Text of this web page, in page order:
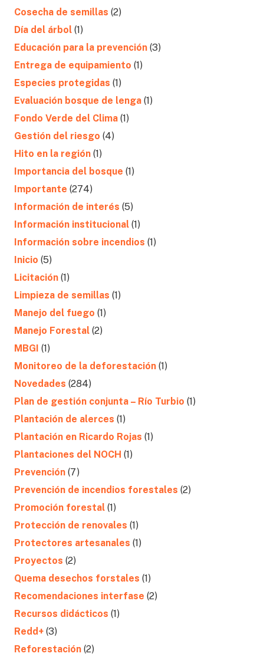
Cosecha de semillas (2)
Día del árbol (1)
Educación para la prevención (3)
Entrega de equipamiento (1)
Especies protegidas (1)
Evaluación bosque de lenga (1)
Fondo Verde del Clima (1)
Gestión del riesgo (4)
Hito en la región (1)
Importancia del bosque (1)
Importante (274)
Información de interés (5)
Información institucional (1)
Información sobre incendios (1)
Inicio (5)
Licitación (1)
Limpieza de semillas (1)
Manejo del fuego (1)
Manejo Forestal (2)
MBGI (1)
Monitoreo de la deforestación (1)
Novedades (284)
Plan de gestión conjunta – Río Turbio (1)
Plantación de alerces (1)
Plantación en Ricardo Rojas (1)
Plantaciones del NOCH (1)
Prevención (7)
Prevención de incendios forestales (2)
Promoción forestal (1)
Protección de renovales (1)
Protectores artesanales (1)
Proyectos (2)
Quema desechos forstales (1)
Recomendaciones interfase (2)
Recursos didácticos (1)
Redd+ (3)
Reforestación (2)